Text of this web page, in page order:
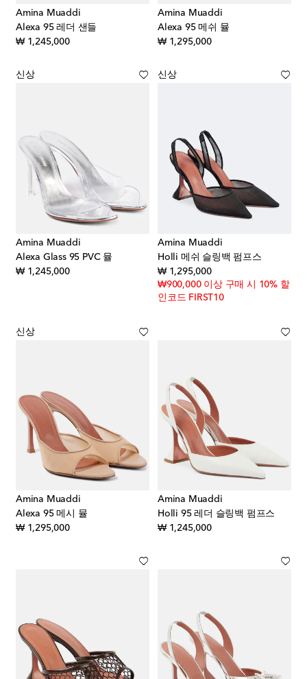
Amina Muaddi
Alexa 95 레더 샌들
₩ 1,245,000original price
Amina Muaddi
Alexa 95 메쉬 뮬
₩ 1,295,000original price
신상
Amina Muaddi
Alexa Glass 95 PVC 뮬
₩ 1,245,000original price
신상
Amina Muaddi
Holli 메쉬 슬링백 펌프스
₩ 1,295,000original price
₩900,000 이상 구매 시 10% 할
인코드 FIRST10
신상
Amina Muaddi
Alexa 95 메시 뮬
₩ 1,295,000original price
Amina Muaddi
Holli 95 레더 슬링백 펌프스
₩ 1,245,000original price